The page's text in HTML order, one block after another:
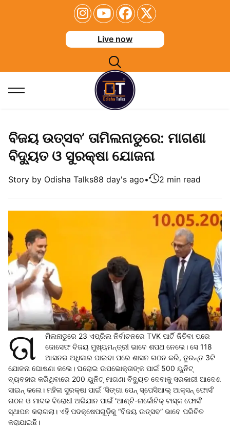
Live now
ବିଜୟ ଉତ୍ସବ’ ତାମିଲନାଡୁରେ: ମାଗଣା
ବିଦ୍ୟୁତ ଓ ସୁରକ୍ଷା ଯୋଜନା
Story by Odisha Talks88 day's ago• 2 min read
ତା
ମିଲନାଡୁରେ 23 ଏପ୍ରିଲ ନିର୍ବାଚନରେ TVK ପାର୍ଟି ଜିତିବା ପରେ
ଜୋସେଫ ବିଜୟ ମୁଖ୍ୟମନ୍ତ୍ରୀ ଭାବେ ଶପଥ ନେଲେ। ସେ 118
ଆସନର ଅଧିକାର ପାଇବା ପରେ ଶାସନ ଗଠନ କରି, ତୁରନ୍ତ 3ଟି
ଯୋଜନା ଘୋଷଣା କଲେ। ଘରୋଇ ଉପଭୋକ୍ତାଙ୍କ ପାଇଁ 500 ୟୁନିଟ୍
ବ୍ୟବହାର କରିଥିବାରେ 200 ୟୁନିଟ୍ ମାଗଣା ବିଦ୍ୟୁତ ଦେବାକୁ ସରକାରୀ ଆଦେଶ
ସାଇନ୍ କଲେ। ମହିଳା ସୁରକ୍ଷା ପାଇଁ ‘ସିଙ୍ଗା ପେନ୍ ସ୍ପେସିଆଲ୍ ଆକ୍ସନ୍ ଫୋର୍ସ’
ଗଠନ ଓ ମାଦକ ବିରୋଧୀ ଅଭିଯାନ ପାଇଁ ‘ଆଣ୍ଟି-ନାର୍କୋଟିକ୍ ଟାସ୍କ ଫୋର୍ସ’
ସ୍ଥାପନ କରାଗଲା। ଏହି ପଦକ୍ଷେପଗୁଡ଼ିକୁ “ବିଜୟ ଉତ୍ସବ” ଭାବେ ପରିଚିତ
କରାଯାଇଛି।